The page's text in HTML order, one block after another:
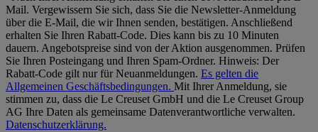
Mail. Vergewissern Sie sich, dass Sie die Newsletter-Anmeldung
über die E-Mail, die wir Ihnen senden, bestätigen. Anschließend
erhalten Sie Ihren Rabatt-Code. Dies kann bis zu 10 Minuten
dauern. Angebotspreise sind von der Aktion ausgenommen. Prüfen
Sie Ihren Posteingang und Ihren Spam-Ordner. Hinweis: Der
Rabatt-Code gilt nur für Neuanmeldungen. Es gelten die
Allgemeinen Geschäftsbedingungen. Mit Ihrer Anmeldung, sie
stimmen zu, dass die Le Creuset GmbH und die Le Creuset Group
AG Ihre Daten als gemeinsame Datenverantwortliche verwalten.
Datenschutzerklärung.